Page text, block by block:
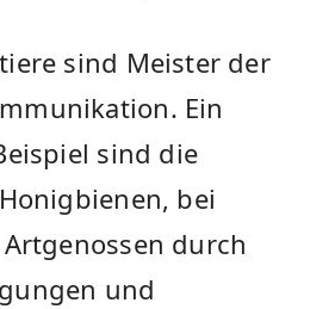
sind Meister der
Ein
sind die
bei
durch
und